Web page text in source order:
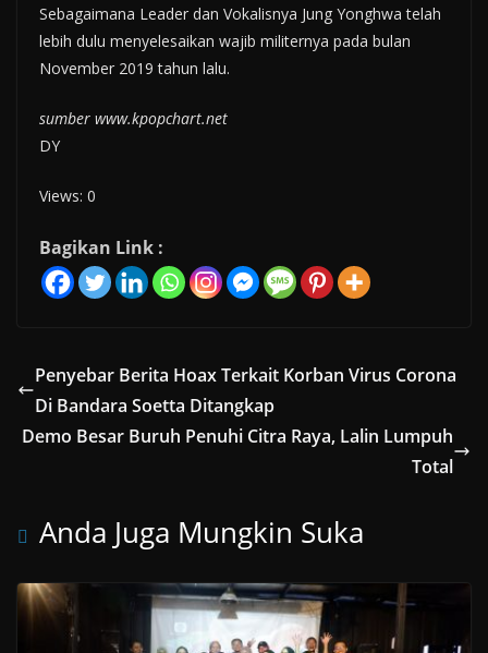
Sebagaimana Leader dan Vokalisnya Jung Yonghwa telah
lebih dulu menyelesaikan wajib militernya pada bulan
November 2019 tahun lalu.
sumber www.kpopchart.net
DY
Views: 0
Bagikan Link :
Penyebar Berita Hoax Terkait Korban Virus Corona
Di Bandara Soetta Ditangkap
Demo Besar Buruh Penuhi Citra Raya, Lalin Lumpuh
Total
Anda Juga Mungkin Suka